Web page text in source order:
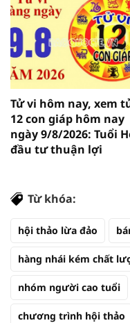
Tử vi hôm nay, xem
12 con giáp hôm nay
ngày 9/8/2026: Tuổi
đầu tư thuận lợi
Từ khóa:
hội thảo lừa đảo
hàng nhái kém chất
nhóm người cao tuổi
chương trình hội thảo